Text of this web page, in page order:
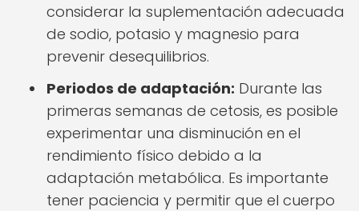
considerar la suplementación adecuada
de sodio, potasio y magnesio para
prevenir desequilibrios.
Periodos de adaptación: Durante las
primeras semanas de cetosis, es posible
experimentar una disminución en el
rendimiento físico debido a la
adaptación metabólica. Es importante
tener paciencia y permitir que el cuerpo